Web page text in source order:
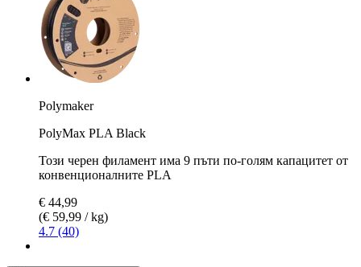
Polymaker
PolyMax PLA Black
Този черен филамент има 9 пъти по-голям капацитет от
конвенционалните PLA
€ 44,99
(€ 59,99 / kg)
4.7 (40)